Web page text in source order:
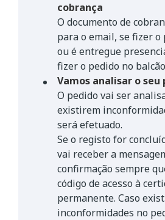
cobrança
O documento de
para o email, se fizer o
ou é entregue
fizer o pedido no
Vamos analisar o seu
O pedido vai ser
existirem
será efetuado.
Se o registo for
vai receber a
confirmação sempre
código de acesso à
permanente. Caso
inconformidades no